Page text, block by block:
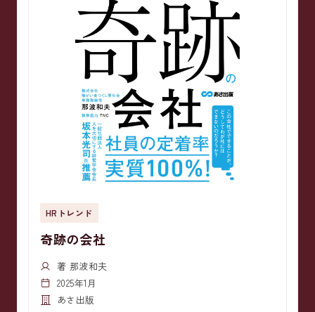
HRトレンド
奇跡の会社
著 那波和夫
2025年1月
あさ出版